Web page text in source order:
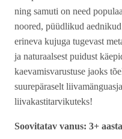
ning samuti on need
noored, püüdlikud
erineva kujuga tugevast
ja naturaalsest puidust
kaevamisvarustuse jaoks
suurepäraselt
liivakastitarvikuteks!
Soovitatav vanus: 3+